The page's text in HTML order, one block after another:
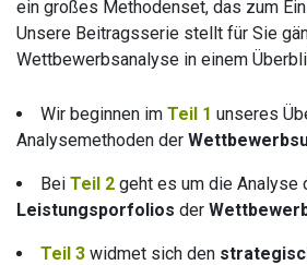
ein großes Methodenset, das zum
Unsere Beitragsserie stellt für Sie
Wettbewerbsanalyse in einem
Wir beginnen im Teil 1 unseres
Analysemethoden der
Bei Teil 2 geht es um die Analyse
Leistungsporfolios der
Teil 3 widmet sich den